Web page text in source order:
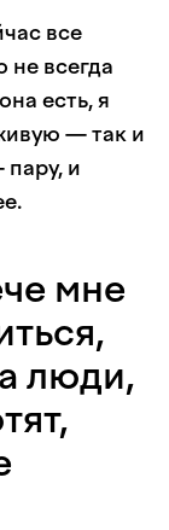
все
не всегда
есть, я
— так и
и
мне
люди,